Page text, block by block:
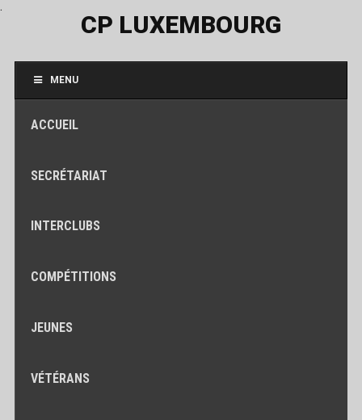
.
CP LUXEMBOURG
MENU
ACCUEIL
SECRÉTARIAT
INTERCLUBS
COMPÉTITIONS
JEUNES
VÉTÉRANS